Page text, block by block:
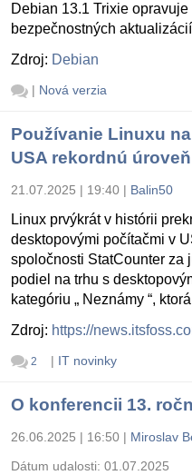
Debian 13.1 Trixie
bezpečnostných
Zdroj: Debian
| Nová verzia
Používanie Linuxu
USA rekordnú
21.07.2025 | 19:40 | Balin50
Linux prvýkrát v histórii
desktopovými počítačmi v
spoločnosti StatCounter za
podiel na trhu s
kategóriu „ Neznámy “,
Zdroj: https://
2 | IT novinky
O konferencii 13.
26.06.2025 | 16:50 | Miroslav
Dátum udalosti: 01.07.2025